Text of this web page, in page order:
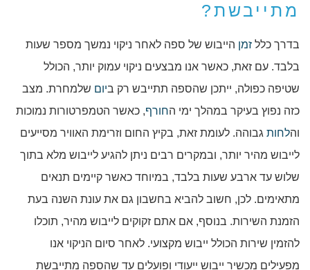
מתייבשת?
בדרך כלל זמן הייבוש של ספה לאחר ניקוי נמשך מספר שעות
בלבד. עם זאת, כאשר אנו מבצעים ניקוי עמוק יותר, הכולל
שטיפה כפולה, ייתכן שהספה תתייבש רק ביום שלמחרת. מצב
כזה נפוץ בעיקר במהלך ימי החורף, כאשר הטמפרטורות נמוכות
והלחות גבוהה. לעומת זאת, בקיץ החום וזרימת האוויר מסייעים
לייבוש מהיר יותר, ובמקרים רבים ניתן להגיע לייבוש מלא בתוך
שלוש עד ארבע שעות בלבד, במיוחד כאשר קיימים תנאים
מתאימים. לכן, חשוב להביא בחשבון גם את עונת השנה בעת
הזמנת השירות. בנוסף, אם אתם זקוקים לייבוש מהיר, תוכלו
להזמין שירות הכולל ייבוש מקצועי. לאחר סיום הניקוי אנו
מפעילים מכשיר ייבוש ייעודי ופועלים עד שהספה מתייבשת